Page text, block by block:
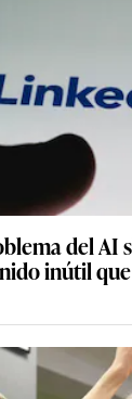
del AI
inútil